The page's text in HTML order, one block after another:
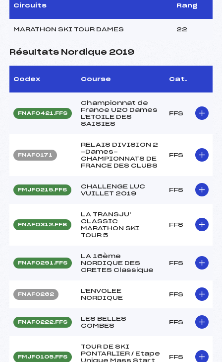
Circuits Rang
MARATHON SKI TOUR DAMES 22
Résultats Nordique 2019
Codex Course Cat.
FNAF0421.FFS
Championnat de
France U20 Dames
L'ETOILE DES
SAISIES
FFS
FNAF0171
RELAIS DIVISION 2
-Dames-
CHAMPIONNATS DE
FRANCE DES CLUBS
FFS
FMJF0215.FFS
CHALLENGE LUC
VUILLET 2019
FFS
FNAF0312.FFS
LA TRANSJU'
CLASSIC
MARATHON SKI
TOUR 5
FFS
FNAF0291.FFS
LA 16ème
NORDIQUE DES
CRETES Classique
FFS
FNAF0262
L'ENVOLEE
NORDIQUE
FFS
FNAF0222.FFS
LES BELLES
COMBES
FFS
FMJF0105.FFS
TOUR DE SKI
PONTARLIER / Etape
Unique Mass Start
FFS